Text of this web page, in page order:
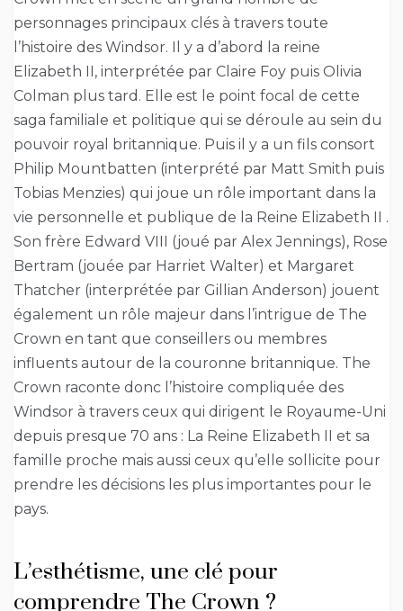
personnages principaux clés à travers toute
l’histoire des Windsor. Il y a d’abord la reine
Elizabeth II, interprétée par Claire Foy puis Olivia
Colman plus tard. Elle est le point focal de cette
saga familiale et politique qui se déroule au sein du
pouvoir royal britannique. Puis il y a un fils consort
Philip Mountbatten (interprété par Matt Smith puis
Tobias Menzies) qui joue un rôle important dans la
vie personnelle et publique de la Reine Elizabeth II .
Son frère Edward VIII (joué par Alex Jennings), Rose
Bertram (jouée par Harriet Walter) et Margaret
Thatcher (interprétée par Gillian Anderson) jouent
également un rôle majeur dans l’intrigue de The
Crown en tant que conseillers ou membres
influents autour de la couronne britannique. The
Crown raconte donc l’histoire compliquée des
Windsor à travers ceux qui dirigent le Royaume-Uni
depuis presque 70 ans : La Reine Elizabeth II et sa
famille proche mais aussi ceux qu’elle sollicite pour
prendre les décisions les plus importantes pour le
pays.
L’esthétisme, une clé pour
comprendre The Crown ?